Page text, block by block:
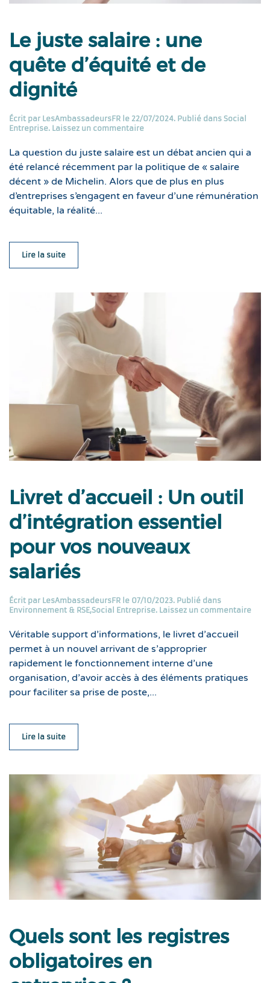
Le juste salaire : une
quête d’équité et de
dignité
Écrit par LesAmbassadeursFR le 22/07/2024. Publié dans Social
Entreprise. Laissez un commentaire
La question du juste salaire est un débat ancien qui a
été relancé récemment par la politique de « salaire
décent » de Michelin. Alors que de plus en plus
d’entreprises s’engagent en faveur d’une rémunération
équitable, la réalité...
Lire la suite
Livret d’accueil : Un outil
d’intégration essentiel
pour vos nouveaux
salariés
Écrit par LesAmbassadeursFR le 07/10/2023. Publié dans
Environnement & RSE,Social Entreprise. Laissez un commentaire
Véritable support d’informations, le livret d’accueil
permet à un nouvel arrivant de s’approprier
rapidement le fonctionnement interne d’une
organisation, d’avoir accès à des éléments pratiques
pour faciliter sa prise de poste,...
Lire la suite
Quels sont les registres
obligatoires en